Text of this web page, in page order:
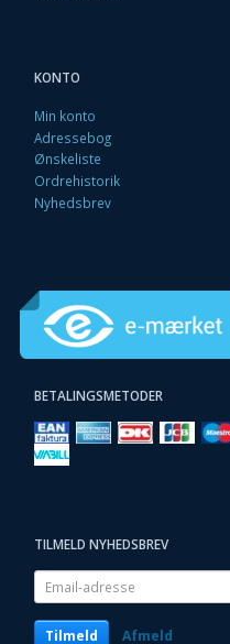
KONTO
Min konto
Adressebog
Ønskeliste
Ordrehistorik
Nyhedsbrev
BETALINGSMETODER
TILMELD NYHEDSBREV
Email-
adresse
Tilmeld Afmeld